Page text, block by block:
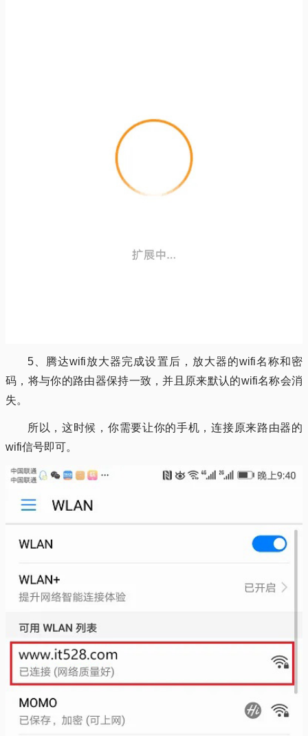
5、腾达wifi放大器完成设置后，放大器的wifi名称和密
码，将与你的路由器保持一致，并且原来默认的wifi名称会消
失。
所以，这时候，你需要让你的手机，连接原来路由器的
wifi信号即可。